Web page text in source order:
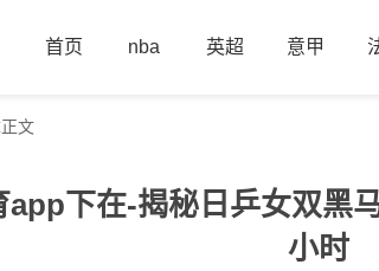
首页 nba 英超 意甲
文
app下在-揭秘日乒女双黑
小时